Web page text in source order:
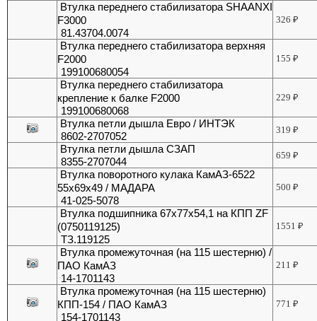
Втулка переднего стабилизатора SHAANXI
F3000
81.43704.0074
326₽
Втулка переднего стабилизатора верхняя
F2000
199100680054
155₽
Втулка переднего стабилизатора
крепление к балке F2000
199100680068
229₽
Втулка петли дышла Евро / ИНТЭК
8602-2707052
319₽
Втулка петли дышла СЗАП
8355-2707044
659₽
Втулка поворотного кулака КамАЗ-6522
55х69х49 / МАДАРА
41-025-5078
500₽
Втулка подшипника 67х77х54,1 на КПП ZF
(0750119125)
ТЗ.119125
1551₽
Втулка промежуточная (на 115 шестерню) /
ПАО КамАЗ
14-1701143
211₽
Втулка промежуточная (на 115 шестерню)
КПП-154 / ПАО КамАЗ
154-1701143
771₽